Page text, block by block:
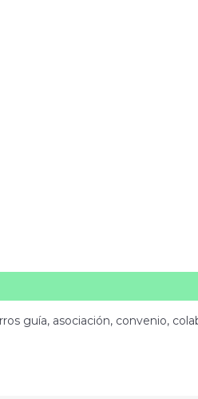
guía, asociación, convenio,